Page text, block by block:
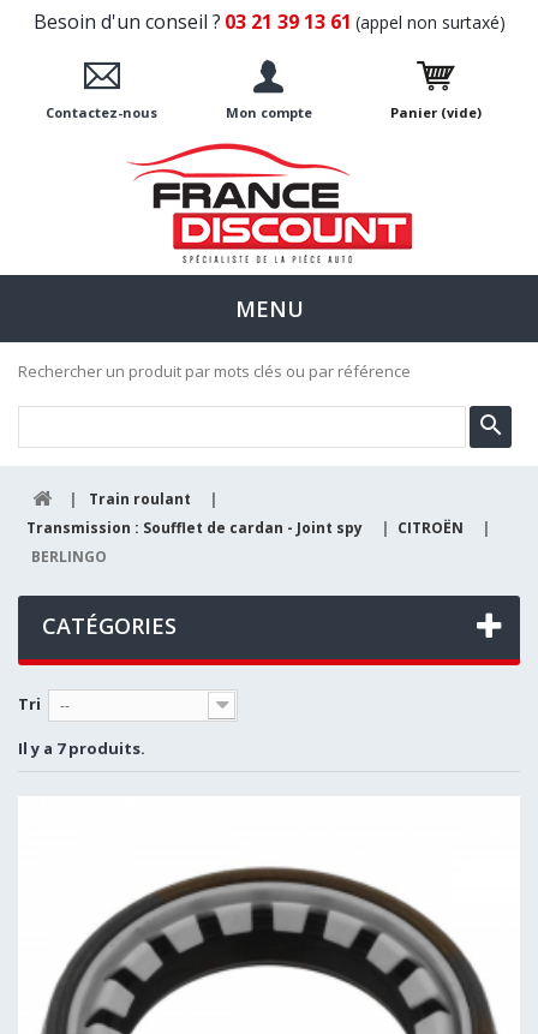
Besoin d'un conseil ? 03 21 39 13 61 (appel non surtaxé)
Contactez-nous Mon compte Panier (vide)
MENU
Rechercher un produit par mots clés ou par référence
| Train roulant
|
Transmission : Soufflet de cardan - Joint spy
| CITROËN
|
BERLINGO
CATÉGORIES
Tri --
Il y a 7 produits.